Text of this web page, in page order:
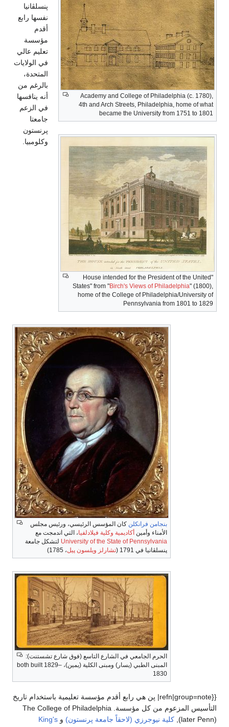
Academy and College of Philadelphia (c. 1780),
4th and Arch Streets, Philadelphia, home of what
became the University from 1751 to 1801
"House intended for the President of the United
States" from "Birch's Views of Philadelphia" (1800),
home of the College of Philadelphia/University of
Pennsylvania from 1801 to 1829
بنجامن فرانكلن كان المؤسس الرئيسي، ورئيس مجلس
الأمناء وأمين أكاديمية وكلية فيلادلفيا، التي اندمجت مع
University of the State of Pennsylvania لتشكل جامعة
پنسلڤانيا في 1791 (
تشارلز ويلسون پيل، 1785)
الحرم الجامعي في الشارع التاسع (فوق شارع تشستنت):
المبنى الطبي (يسار) ومبنى الكلية (يمين)، both built 1829–
1830
پنسلڤانيا
نفسها رابع
أقدم
مؤسسة
تعليم عالي
في الولايات
المتحدة،
بالرغم من
أنه ينافسها
في الزعم
جامعتا
پرنستون
وكلومبيا.
{{refn|group=note| پن هي رابع أقدم مؤسسة تعليمية باستخدام تاريخ
التأسيس المزعوم من كل مؤسسة. The College of Philadelphia
(later Penn), كلية نيوجرزي (لاحقاً جامعة پرنستون) و King's